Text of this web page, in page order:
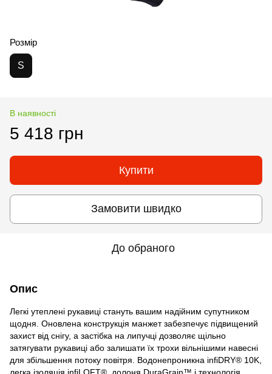
Розмір
S
В наявності
5 418 грн
Купити
Замовити швидко
До обраного
Опис
Легкі утеплені рукавиці стануть вашим надійним супутником
щодня. Оновлена ​​конструкція манжет забезпечує підвищений
захист від снігу, а застібка на липучці дозволяє щільно
затягувати рукавиці або залишати їх трохи вільнішими навесні
для збільшення потоку повітря. Водонепроникна infiDRY® 10K,
легка ізоляція infiLOFT®, долоня DuraGrain™ і технологія